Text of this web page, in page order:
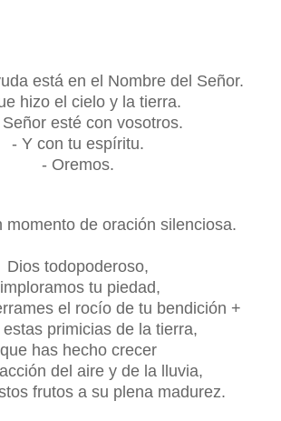
está en el Nombre del Señor.
hizo el cielo y la tierra.
esté con vosotros.
- Y con tu espíritu.
- Oremos.
momento de oración silenciosa.
Dios todopoderoso,
imploramos tu piedad,
el rocío de tu bendición +
primicias de la tierra,
que has hecho crecer
del aire y de la lluvia,
frutos a su plena madurez.